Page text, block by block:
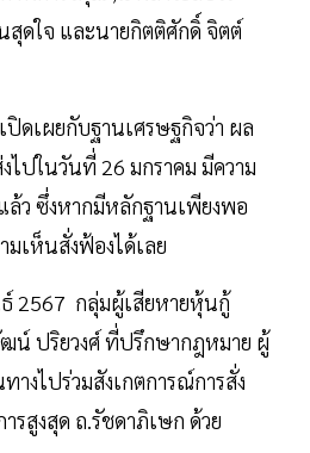
สุดใจ และนายกิตติศักดิ์ จิตต์
ปิดเผยกับฐานเศรษฐกิจว่า ผล
ไปในวันที่ 26 มกราคม มีความ
ว ซึ่งหากมีหลักฐานเพียงพอ
เห็นสั่งฟ้องได้เลย
2567 กลุ่มผู้เสียหายหุ้นกู้
ฒน์ ปริยวงศ์ ที่ปรึกษากฎหมาย ผู้
างไปร่วมสังเกตการณ์การสั่ง
รสูงสุด ถ.รัชดาภิเษก ด้วย